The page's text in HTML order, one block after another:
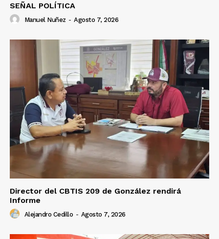
SEÑAL POLÍTICA
Manuel Nuñez - Agosto 7, 2026
Director del CBTIS 209 de González rendirá
Informe
Alejandro Cedillo - Agosto 7, 2026